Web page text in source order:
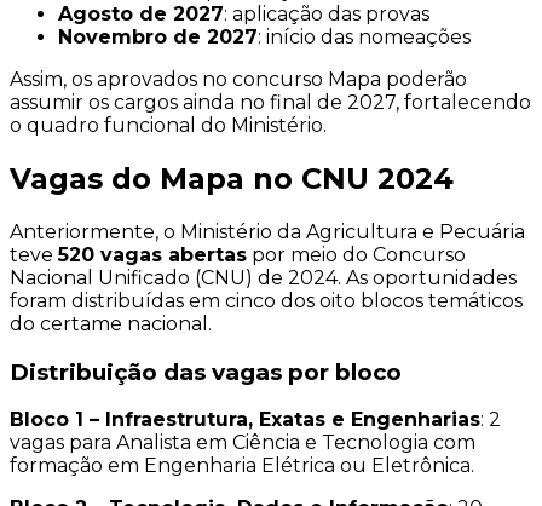
Agosto de 2027: aplicação das provas
Novembro de 2027: início das nomeações
Assim, os aprovados no concurso Mapa poderão
assumir os cargos ainda no final de 2027, fortalecendo
o quadro funcional do Ministério.
Vagas do Mapa no CNU 2024
Anteriormente, o Ministério da Agricultura e Pecuária
teve520 vagas abertas por meio do Concurso
Nacional Unificado (CNU) de 2024. As oportunidades
foram distribuídas em cinco dos oito blocos temáticos
do certame nacional.
Distribuição das vagas por bloco
Bloco 1 – Infraestrutura, Exatas e Engenharias: 2
vagas para Analista em Ciência e Tecnologia com
formação em Engenharia Elétrica ou Eletrônica.